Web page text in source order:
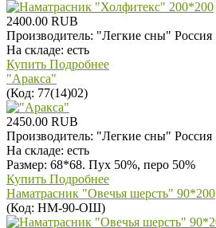
2400.00 RUB
Производитель: "Легкие сны" Россия
На складе: есть
Купить Подробнее
"Аракса"
(Код: 77(14)02)
2450.00 RUB
Производитель: "Легкие сны" Россия
На складе: есть
Размер: 68*68. Пух 50%, перо 50%
Купить Подробнее
Наматрасник "Овечья шерсть" 90*200
(Код: НМ-90-ОШ)